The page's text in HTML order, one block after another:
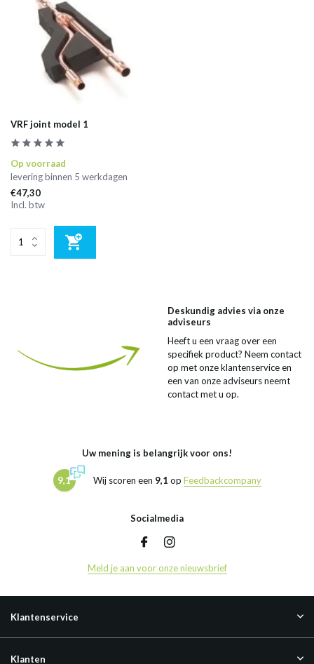
VRF joint model 1
Op voorraad
levering binnen 5 werkdagen
€47,30
Incl. btw
Deskundig advies via onze
adviseurs
Heeft u een vraag over een
specifiek product? Neem contact
op met onze klantenservice en
een van onze adviseurs neemt
contact met u op.
Uw mening is belangrijk voor ons!
9,1 Wij scoren een 9,1 op Feedbackcompany
Socialmedia
Meld je aan voor onze nieuwsbrief
Klantenservice
Klanten